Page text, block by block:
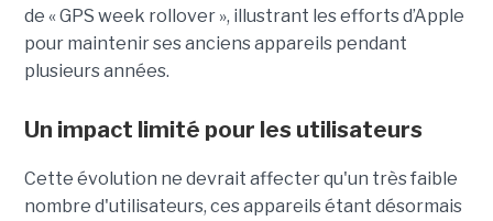
de « GPS week rollover », illustrant les efforts d’Apple
pour maintenir ses anciens appareils pendant
plusieurs années.
Un impact limité pour les utilisateurs
Cette évolution ne devrait affecter qu'un très faible
nombre d'utilisateurs, ces appareils étant désormais